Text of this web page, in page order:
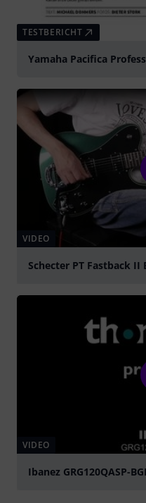
TESTBERICHT
Yamaha Pacifica
VIDEO
Schecter PT Fastback II
VIDEO
Ibanez GRG120QASP-